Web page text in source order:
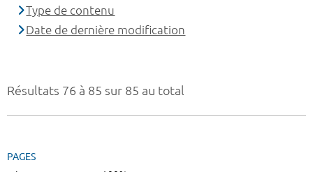
Résultats 76 à 85 sur 85 au total
PAGES
Type de contenu
Date de dernière modification